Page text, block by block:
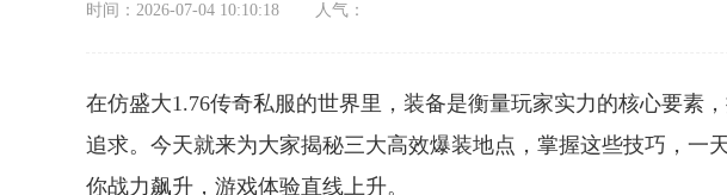
时间：2026-07-04 10:10:18 人气：
在仿盛大1.76传奇私服的世界里，装备是衡量玩家实力的核心要素
追求。今天就来为大家揭秘三大高效爆装地点，掌握这些技巧，一
你战力飙升，游戏体验直线上升。